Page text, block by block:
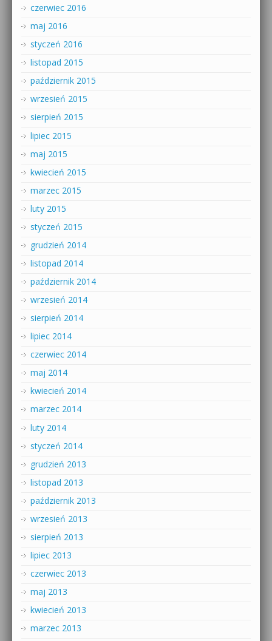
czerwiec 2016
maj 2016
styczeń 2016
listopad 2015
październik 2015
wrzesień 2015
sierpień 2015
lipiec 2015
maj 2015
kwiecień 2015
marzec 2015
luty 2015
styczeń 2015
grudzień 2014
listopad 2014
październik 2014
wrzesień 2014
sierpień 2014
lipiec 2014
czerwiec 2014
maj 2014
kwiecień 2014
marzec 2014
luty 2014
styczeń 2014
grudzień 2013
listopad 2013
październik 2013
wrzesień 2013
sierpień 2013
lipiec 2013
czerwiec 2013
maj 2013
kwiecień 2013
marzec 2013